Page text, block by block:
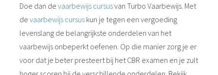
Doe dan de vaarbewijs cursusvan Turbo Vaarbewijs. Met
de vaarbewijs cursus kun je tegen een vergoeding
levenslang de belangrijkste onderdelen van het
vaarbewijs onbeperkt oefenen. Op die manier zorg je er
voor dat je beter presteert bij het CBR examen en je zult